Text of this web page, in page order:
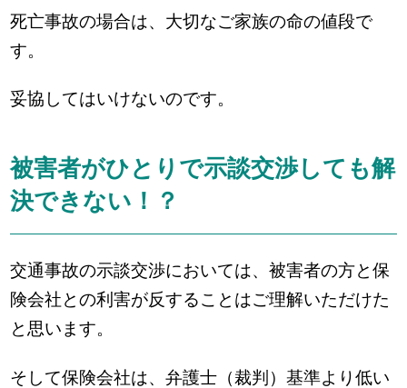
死亡事故の場合は、大切なご家族の命の値段で
す。
妥協してはいけないのです。
被害者がひとりで示談交渉しても解
決できない！？
交通事故の示談交渉においては、被害者の方と保
険会社との利害が反することはご理解いただけた
と思います。
そして保険会社は、弁護士（裁判）基準より低い